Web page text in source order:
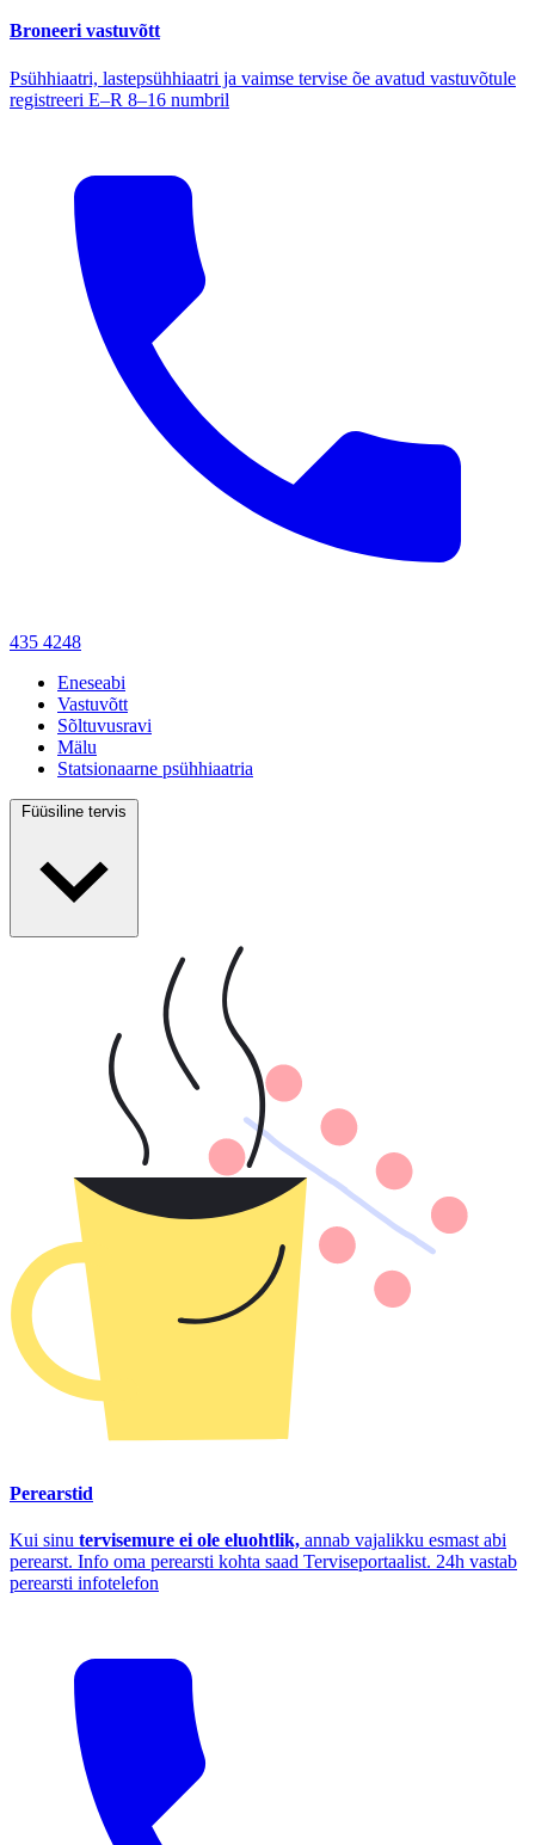
Broneeri vastuvõtt
Psühhiaatri, lastepsühhiaatri ja vaimse tervise õe avatud vastuvõtule
registreeri E–R 8–16 numbril
435 4248
Eneseabi
Vastuvõtt
Sõltuvusravi
Mälu
Statsionaarne psühhiaatria
Füüsiline tervis
Perearstid
Kui sinu tervisemure ei ole eluohtlik, annab vajalikku esmast abi
perearst. Info oma perearsti kohta saad Terviseportaalist. 24h vastab
perearsti infotelefon